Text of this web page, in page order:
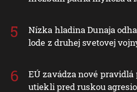
Nízka hladina Dunaja
lode z druhej svetovej
EÚ zavádza nové
utiekli pred ruskou